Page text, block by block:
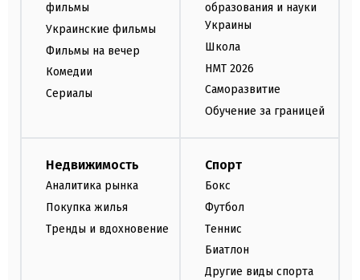
фильмы
Украинские фильмы
Фильмы на вечер
Комедии
Сериалы
образования и науки
Украины
Школа
НМТ 2026
Саморазвитие
Обучение за границей
Недвижимость
Аналитика рынка
Покупка жилья
Тренды и вдохновение
Спорт
Бокс
Футбол
Теннис
Биатлон
Другие виды спорта